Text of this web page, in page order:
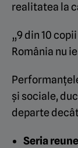
realitatea la
„9 din 10
România nu
și sociale,
departe
Seria